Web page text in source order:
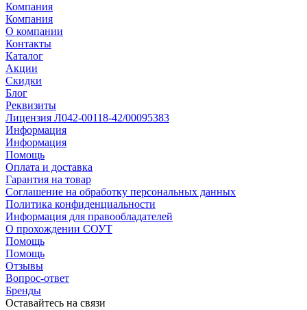
Компания
Компания
О компании
Контакты
Каталог
Акции
Скидки
Блог
Реквизиты
Лицензия Л042-00118-42/00095383
Информация
Информация
Помощь
Оплата и доставка
Гарантия на товар
Соглашение на обработку персональных данных
Политика конфиденциальности
Информация для правообладателей
О прохождении СОУТ
Помощь
Помощь
Отзывы
Вопрос-ответ
Бренды
Оставайтесь на связи